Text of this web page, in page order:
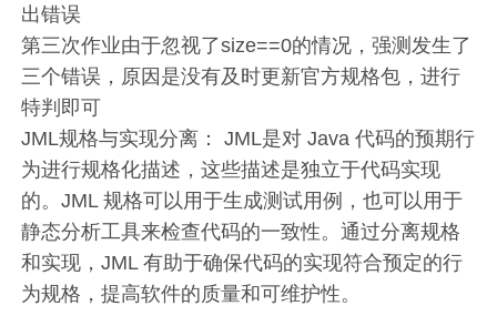
出错误
第三次作业由于忽视了size==0的情况，强测发生了
三个错误，原因是没有及时更新官方规格包，进行
特判即可
JML规格与实现分离： JML是对 Java 代码的预期行
为进行规格化描述，这些描述是独立于代码实现
的。JML 规格可以用于生成测试用例，也可以用于
静态分析工具来检查代码的一致性。通过分离规格
和实现，JML 有助于确保代码的实现符合预定的行
为规格，提高软件的质量和可维护性。